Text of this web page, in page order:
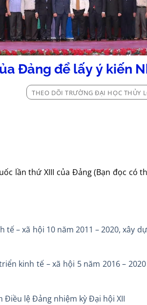
Đảng để lấy ý kiến
THEO DÕI TRƯỜNG ĐẠI HỌC THỦY
lần thứ XIII của Đảng (Bạn đọc có
– xã hội 10 năm 2011 – 2020, xây
kinh tế – xã hội 5 năm 2016 –
Điều lệ Đảng nhiệm kỳ Đại hội XII